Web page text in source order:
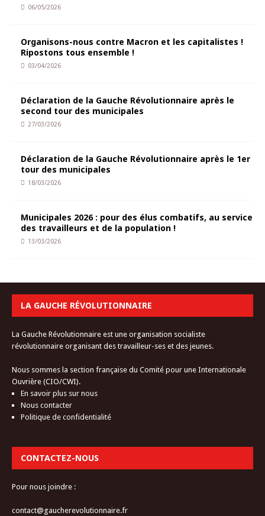
06/05/2026
Organisons-nous contre Macron et les capitalistes !
Ripostons tous ensemble !
03/04/2026
Déclaration de la Gauche Révolutionnaire après le
second tour des municipales
27/03/2026
Déclaration de la Gauche Révolutionnaire après le 1er
tour des municipales
18/03/2026
Municipales 2026 : pour des élus combatifs, au service
des travailleurs et de la population !
13/03/2026
LA GAUCHE RÉVOLUTIONNAIRE
La Gauche Révolutionnaire est une organisation socialiste
révolutionnaire organisant des travailleur-ses et des jeunes.
Nous sommes la section française du Comité pour une Internationale
Ouvrière (CIO/CWI).
En savoir plus sur nous
Nous contacter
Politique de confidentialité
CONTACTEZ-NOUS
Pour nous joindre :
contact@gaucherevolutionnaire.fr